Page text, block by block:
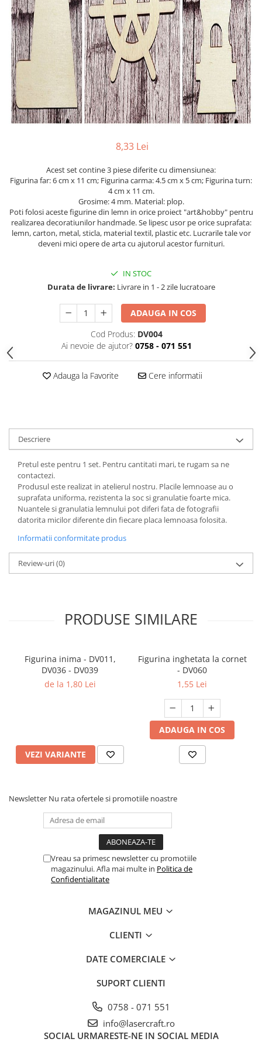
Mijloace de transport
Seturi figurine diverse
Forme vintage
Ornamente si scrapbooking
Scrapbooking
Placute
Rame foto
8,33 Lei
Acest set contine 3 piese diferite cu dimensiunea:
Figurina far: 6 cm x 11 cm; Figurina carma: 4.5 cm x 5 cm; Figurina turn:
4 cm x 11 cm.
Grosime: 4 mm. Material: plop.
Poti folosi aceste figurine din lemn in orice proiect "art&hobby" pentru
realizarea decoratiunilor handmade. Se lipesc usor pe orice suprafata:
lemn, carton, metal, sticla, material textil, plastic etc. Lucrarile tale vor
deveni mici opere de arta cu ajutorul acestor furnituri.
IN STOC
Durata de livrare: Livrare in 1 - 2 zile lucratoare
ADAUGA IN COS
Cod Produs: DV004
Ai nevoie de ajutor? 0758 - 071 551
Adauga la Favorite Cere informatii
Descriere
Pretul este pentru 1 set. Pentru cantitati mari, te rugam sa ne
contactezi.
Produsul este realizat in atelierul nostru. Placile lemnoase au o
suprafata uniforma, rezistenta la soc si granulatie foarte mica.
Nuantele si granulatia lemnului pot diferi fata de fotografii
datorita micilor diferente din fiecare placa lemnoasa folosita.
Informatii conformitate produs
Review-uri(0)
PRODUSE SIMILARE
Figurina inima - DV011,
DV036 - DV039
de la 1,80 Lei
VEZI VARIANTE
Figurina inghetata la cornet
- DV060
1,55 Lei
ADAUGA IN COS
Newsletter Nu rata ofertele si promotiile noastre
Vreau sa primesc newsletter cu promotiile
magazinului. Afla mai multe in Politica de
Confidentialitate
MAGAZINUL MEU
CLIENTI
DATE COMERCIALE
SUPORT CLIENTI
0758 - 071 551
info@lasercraft.ro
SOCIAL URMARESTE-NE IN SOCIAL MEDIA